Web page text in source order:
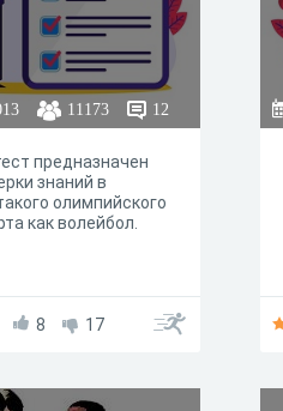
11173 12
предназначен
знаний в
олимпийского
как волейбол.
8 17